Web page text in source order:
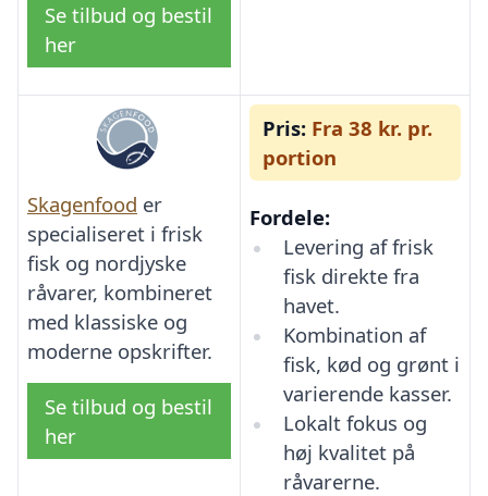
Se tilbud og bestil
her
Skagenfood er
specialiseret i frisk
fisk og nordjyske
råvarer, kombineret
med klassiske og
moderne opskrifter.
Se tilbud og bestil
her
Pris: Fra 38 kr. pr.
portion
Fordele:
Levering af frisk
fisk direkte fra
havet.
Kombination af
fisk, kød og grønt i
varierende kasser.
Lokalt fokus og
høj kvalitet på
råvarerne.